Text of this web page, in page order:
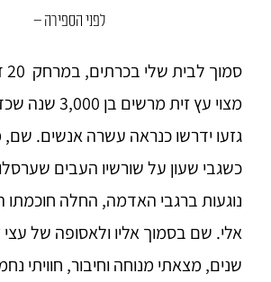
לפני הספירה –
מצוי עץ זית
גזעו ידרשו כנראה עשרה אנשים.
כשגבי שעון על שורשיו העבים
נוגעות ברגבי האדמה, החלה
אלי. שם בסמוך אליו ולאסופה של עצי
שנים, מצאתי מנוחה וחיבור, חוויתי